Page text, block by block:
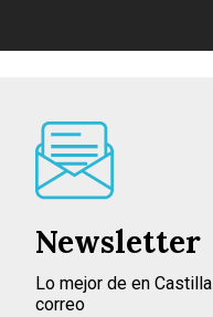
Newsletter
Lo mejor de en
correo